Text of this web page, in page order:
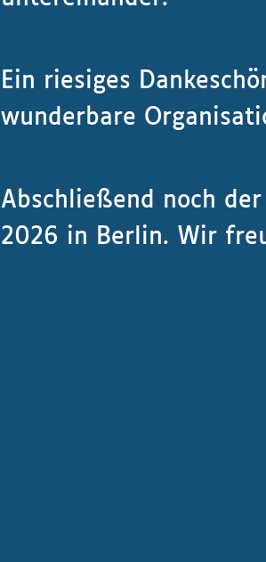
Ein riesiges
wunderbare
Abschließend noch
2026 in Berlin. Wir